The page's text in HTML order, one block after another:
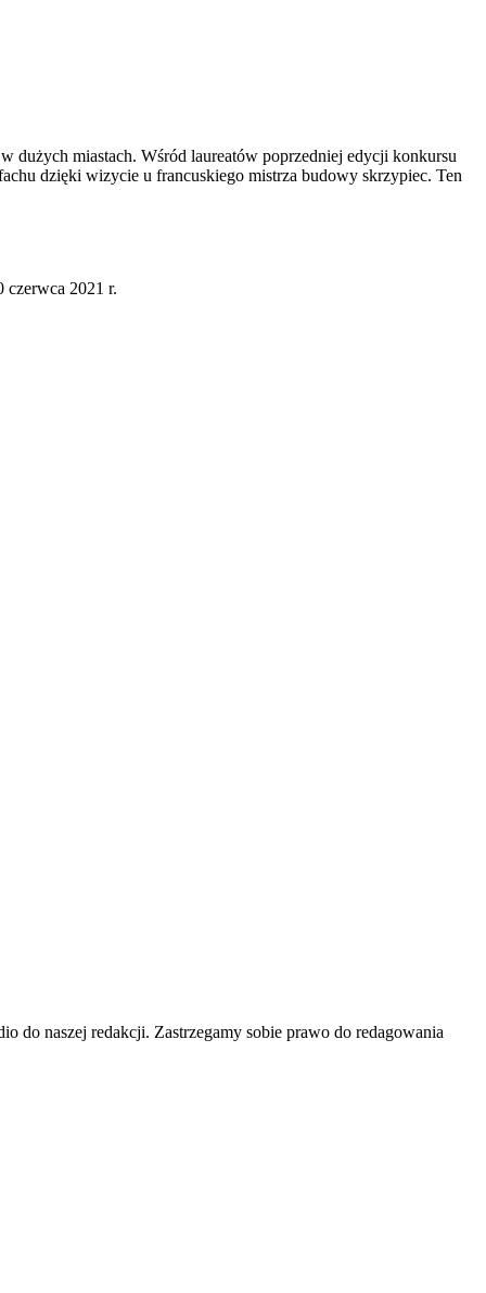
dużych miastach. Wśród laureatów poprzedniej edycji konkursu
dzięki wizycie u francuskiego mistrza budowy skrzypiec. Ten
czerwca 2021 r.
do naszej redakcji. Zastrzegamy sobie prawo do redagowania